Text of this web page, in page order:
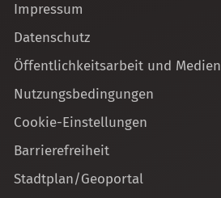
Impressum
Datenschutz
Öffentlichkeitsarbeit und Medien
Nutzungsbedingungen
Cookie-Einstellungen
Barrierefreiheit
Stadtplan/Geoportal